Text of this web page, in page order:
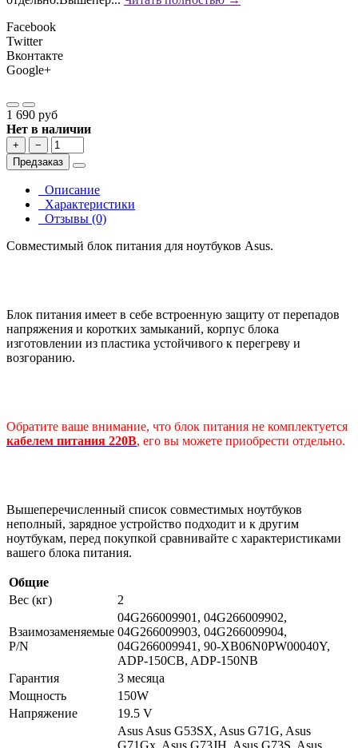
Facebook
Twitter
Вконтакте
Google+
1 690 руб
Нет в наличии
+
−
Предзаказ
Описание
Характеристики
Отзывы (0)
Совместимый блок питания для ноутбуков Asus.
Блок питания имеет в себе встроенную защиту от перепадов
напряжения и коротких замыканий, корпус блока
изготовлении из пластика устойчивого к перегреву и
возгоранию.
Обратите ваше внимание, что блок питания не комплектуется
кабелем питания 220В, его вы можете приобрести отдельно.
Вышеперечисленный список совместимых ноутбуков
неполный, зарядное устройство подходит и к другим
ноутбукам, перед покупкой сравнивайте с характеристиками
вашего блока питания.
Общие
Вес (кг)
2
Взаимозаменяемые
P/N
04G266009901, 04G266009902,
04G266009903, 04G266009904,
04G266009941, 90-XB06N0PW00040Y,
ADP-150CB, ADP-150NB
Гарантия
3 месяца
Мощность
150W
Напряжение
19.5 V
Asus Asus G53SX, Asus G71G, Asus